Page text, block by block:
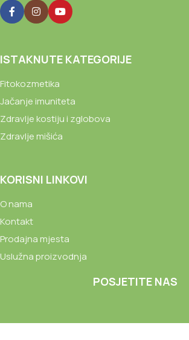
ISTAKNUTE KATEGORIJE
Fitokozmetika
Jačanje imuniteta
Zdravlje kostiju i zglobova
Zdravlje mišića
KORISNI LINKOVI
O nama
Kontakt
Prodajna mjesta
Uslužna proizvodnja
POSJETITE NAS